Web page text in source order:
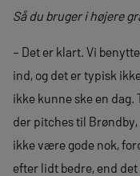
Så du bruger i højere
– Det er klart. Vi
ind, og det er typisk
ikke kunne ske en
der pitches til
ikke være gode nok,
efter lidt bedre, end